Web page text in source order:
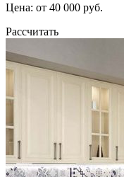
Цена: от 40 000 руб.
Рассчитать